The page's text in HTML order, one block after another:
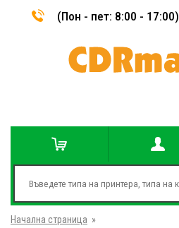
(Пон - пет: 8:00 - 17:00)
Начална страница »